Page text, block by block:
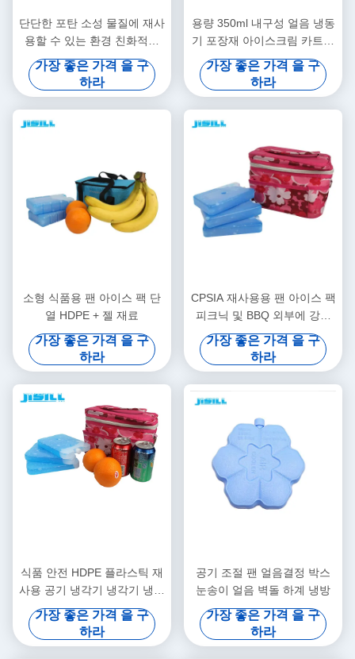
단단한 포탄 소성 물질에 재사
용할 수 있는 환경 친화적인
음식 급료 팬 얼음주머니
가장 좋은 가격 을 구
하라
용량 350ml 내구성 얼음 냉동
기 포장재 아이스크림 카트에
독성이 없는 식품 냉동
가장 좋은 가격 을 구
하라
소형 식품용 팬 아이스 팩 단
열 HDPE + 젤 재료
가장 좋은 가격 을 구
하라
CPSIA 재사용용 팬 아이스 팩
피크닉 및 BBQ 외부에 강한
밀폐 냉동 식품
가장 좋은 가격 을 구
하라
식품 안전 HDPE 플라스틱 재
사용 공기 냉각기 냉각기 냉각
기 냉각기
가장 좋은 가격 을 구
하라
공기 조절 팬 얼음결정 박스
눈송이 얼음 벽돌 하계 냉방
가장 좋은 가격 을 구
하라